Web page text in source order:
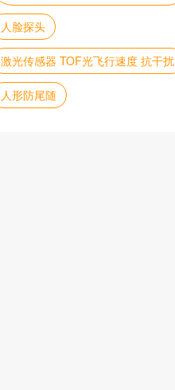
人脸探头
激光传感器 TOF光飞行速度 抗干扰
人形防尾随